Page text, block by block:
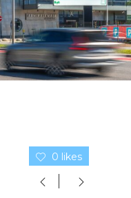
0 likes